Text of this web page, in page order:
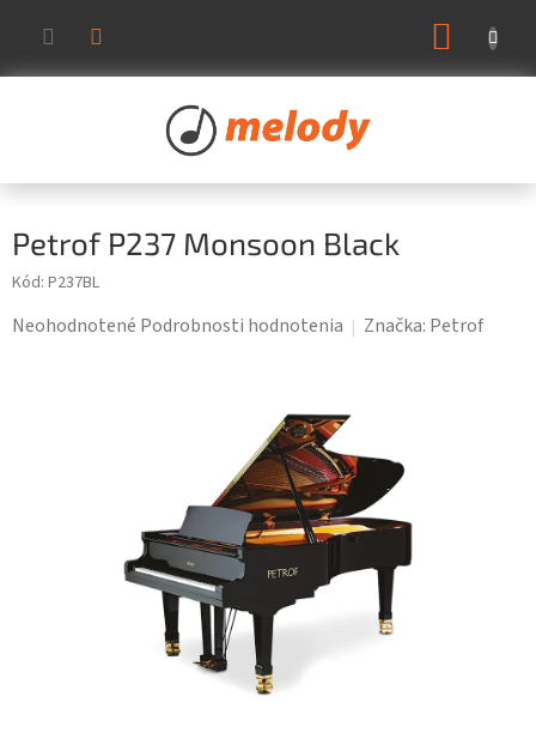
obsah
Petrof P237 Monsoon Black
Kód: P237BL
Priemerné
Neohodnotené Podrobnosti hodnotenia Značka: Petrof